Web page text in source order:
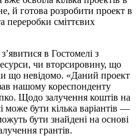
й готова розробити проект в
переробки сміттєвих
в Гостомелі з
чи вторсировину, що
що невідомо. «Даний проект
нашому кореспонденту
Щодо залучення коштів на
може бути кілька варіантів —
бути знайдені на основі
грантів.